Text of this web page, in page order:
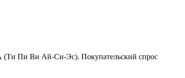
(Ти Пи Ви Ай-Си-Эс). Покупательский спрос